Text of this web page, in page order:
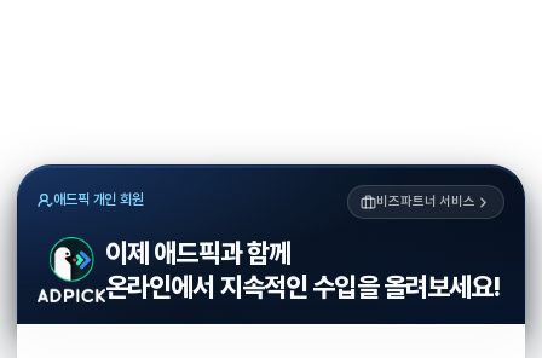
애드픽 개인 회원 비즈파트너 서비스
이제 애드픽과 함께
온라인에서 지속적인 수입을 올려보세요!